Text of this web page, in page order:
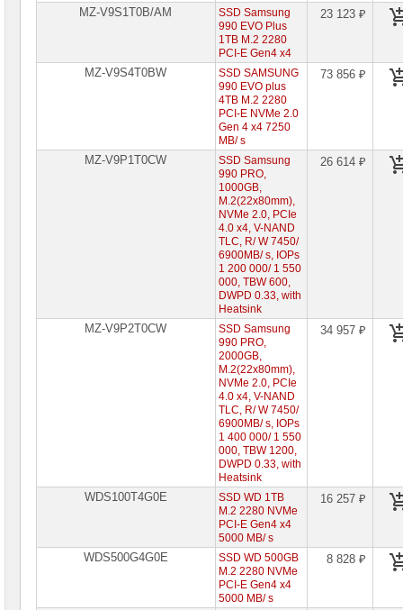
MZ-V9S1T0B/AM
SSD Samsung
990 EVO Plus
1TB M.2 2280
PCI-E Gen4 x4
23 123 ₽
MZ-V9S4T0BW
SSD SAMSUNG
990 EVO plus
4TB M.2 2280
PCI-E NVMe 2.0
Gen 4 x4 7250
MB/ s
73 856 ₽
MZ-V9P1T0CW
SSD Samsung
990 PRO,
1000GB,
M.2(22x80mm),
NVMe 2.0, PCIe
4.0 x4, V-NAND
TLC, R/ W 7450/
6900MB/ s, IOPs
1 200 000/ 1 550
000, TBW 600,
DWPD 0.33, with
Heatsink
26 614 ₽
MZ-V9P2T0CW
SSD Samsung
990 PRO,
2000GB,
M.2(22x80mm),
NVMe 2.0, PCIe
4.0 x4, V-NAND
TLC, R/ W 7450/
6900MB/ s, IOPs
1 400 000/ 1 550
000, TBW 1200,
DWPD 0.33, with
Heatsink
34 957 ₽
WDS100T4G0E
SSD WD 1TB
M.2 2280 NVMe
PCI-E Gen4 x4
5000 MB/ s
16 257 ₽
WDS500G4G0E
SSD WD 500GB
M.2 2280 NVMe
PCI-E Gen4 x4
5000 MB/ s
8 828 ₽